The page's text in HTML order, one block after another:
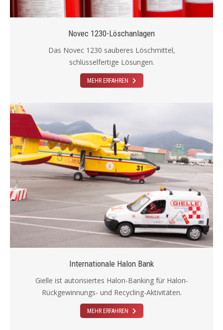
Novec 1230-Löschanlagen
Das Novec 1230 sauberes Löschmittel,
schlüsselfertige Lösungen.
MEHR ERFAHREN
Internationale Halon Bank
Gielle ist autorisiertes Halon-Banking für Halon-
Rückgewinnungs- und Recycling-Aktivitäten.
MEHR ERFAHREN